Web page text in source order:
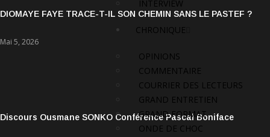
INTERVIEW
CHRONIQUE
OPINIONS
COMMENTAIRE
COURRIER DES LECTEURS
GRAND ENTRETIEN
GRAND FORMAT
ONDE DE CHOC
DIOMAYE FAYE TRACE-T-IL SON CHEMIN SANS LE PASTEF ?
Mai 5, 2026
Discours Ousmane SONKO Conférence Pascal Boniface